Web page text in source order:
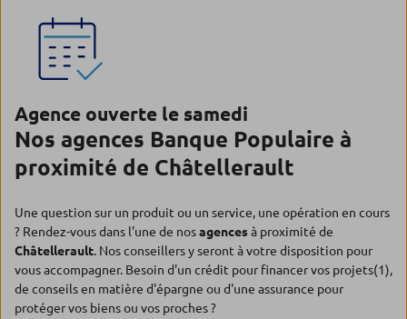
Agence ouverte le samedi
Nos agences Banque Populaire à
proximité de Châtellerault
Une question sur un produit ou un service, une opération en cours
? Rendez-vous dans l'une de nosagencesà proximité de
Châtellerault. Nos conseillers y seront à votre disposition pour
vous accompagner. Besoin d'un crédit pour financer vos projets(1),
de conseils en matière d'épargne ou d'une assurance pour
protéger vos biens ou vos proches ?